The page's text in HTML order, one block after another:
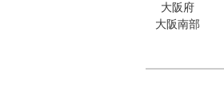
大阪府
大阪南部